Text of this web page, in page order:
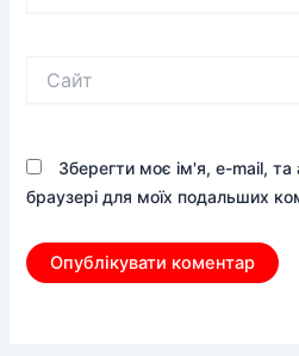
Зберегти моє ім'я, e-mail,
браузері для моїх подальших